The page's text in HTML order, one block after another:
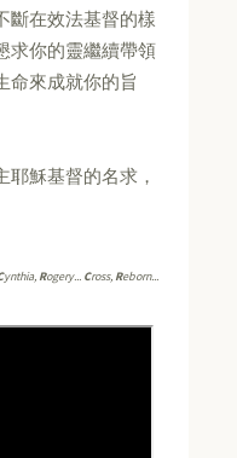
斷在效法基督的樣
求你的靈繼續帶領
命來成就你的旨
穌基督的名求，
ynthia, Rogery... Cross, Reborn...